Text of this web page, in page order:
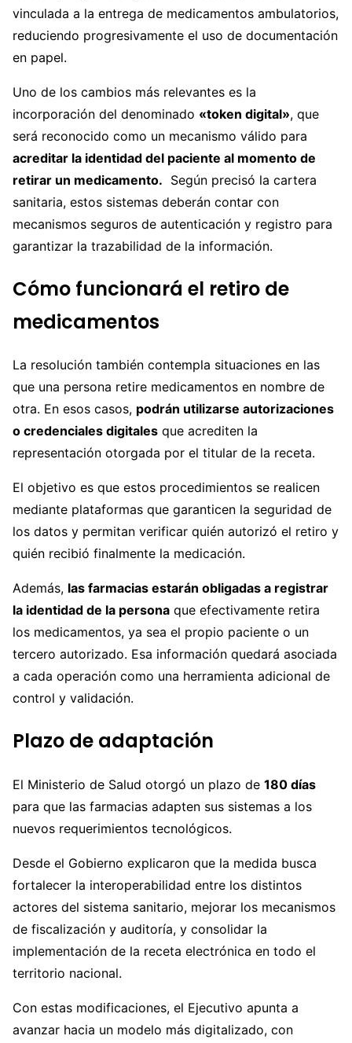
vinculada a la entrega de medicamentos ambulatorios,
reduciendo progresivamente el uso de documentación
en papel.
Uno de los cambios más relevantes es la
incorporación del denominado «token digital», que
será reconocido como un mecanismo válido para
acreditar la identidad del paciente al momento de
retirar un medicamento. Según precisó la cartera
sanitaria, estos sistemas deberán contar con
mecanismos seguros de autenticación y registro para
garantizar la trazabilidad de la información.
Cómo funcionará el retiro de
medicamentos
La resolución también contempla situaciones en las
que una persona retire medicamentos en nombre de
otra. En esos casos, podrán utilizarse autorizaciones
o credenciales digitales que acrediten la
representación otorgada por el titular de la receta.
El objetivo es que estos procedimientos se realicen
mediante plataformas que garanticen la seguridad de
los datos y permitan verificar quién autorizó el retiro y
quién recibió finalmente la medicación.
Además, las farmacias estarán obligadas a registrar
la identidad de la persona que efectivamente retira
los medicamentos, ya sea el propio paciente o un
tercero autorizado. Esa información quedará asociada
a cada operación como una herramienta adicional de
control y validación.
Plazo de adaptación
El Ministerio de Salud otorgó un plazo de 180 días
para que las farmacias adapten sus sistemas a los
nuevos requerimientos tecnológicos.
Desde el Gobierno explicaron que la medida busca
fortalecer la interoperabilidad entre los distintos
actores del sistema sanitario, mejorar los mecanismos
de fiscalización y auditoría, y consolidar la
implementación de la receta electrónica en todo el
territorio nacional.
Con estas modificaciones, el Ejecutivo apunta a
avanzar hacia un modelo más digitalizado, con